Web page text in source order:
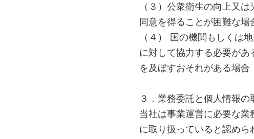
（３）公衆衛生の向上又
同意を得ることが困難な場
（４） 国の機関もしくは
に対して協力する必要が
を及ぼすおそれがある場合
３．業務委託と個人情報の
当社は事業運営に必要な
に取り扱っていると認め